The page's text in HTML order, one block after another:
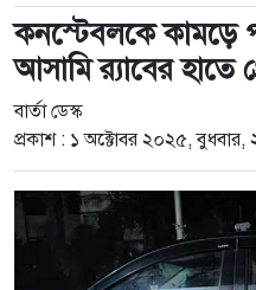
কনস্টেবলকে কামড়ে
আসামি র‌্যাবের হাতে
বার্তা ডেস্ক
প্রকাশ : ১ অক্টোবর ২০২৫, বুধবার,